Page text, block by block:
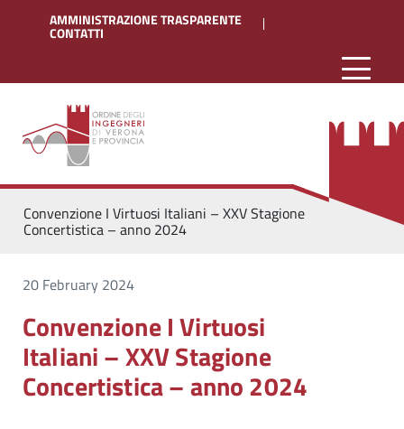
AMMINISTRAZIONE TRASPARENTE
CONTATTI
Convenzione I Virtuosi Italiani – XXV Stagione
Concertistica – anno 2024
20 February 2024
Convenzione I Virtuosi
Italiani – XXV Stagione
Concertistica – anno 2024